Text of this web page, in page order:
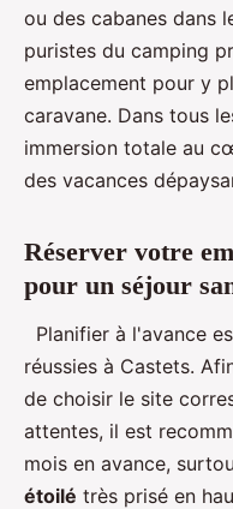
ou des cabanes dans
puristes du camping
emplacement pour y
caravane. Dans tous
immersion totale au
des vacances
Réserver votre
pour un séjour
Planifier à l'avance
réussies à Castets.
de choisir le site
attentes, il est
mois en avance,
étoilé très prisé en